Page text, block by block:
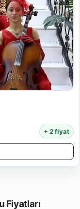
+ 2 fiyat
Fiyatları